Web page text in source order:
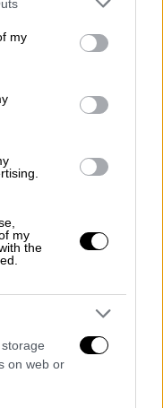
You may click to
third-party tags to
in below Google
my
my
the
on web or
2Γ/2024 του
γραπτού
Εναέριας
Πολιτικής
97
κλάδου ΠΕ
(ΕΕΚ) σε
ανοίξουν τη
και ώρα